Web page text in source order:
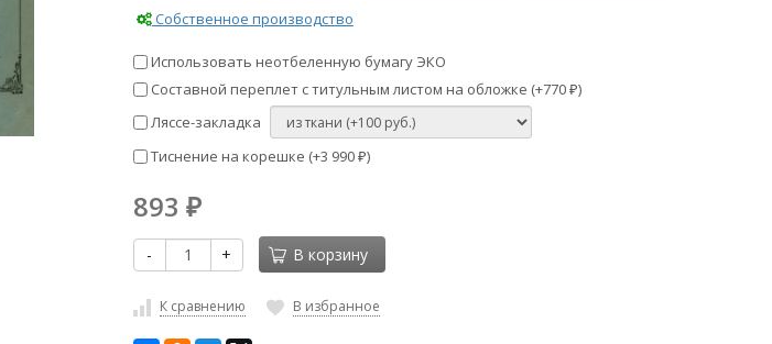
Собственное производство
Использовать неотбеленную бумагу ЭКО
Составной переплет с титульным листом на обложке (+770 ₽)
Ляссе-закладка
Тиснение на корешке (+3 990 ₽)
893 ₽
- + В корзину
К сравнению В избранное